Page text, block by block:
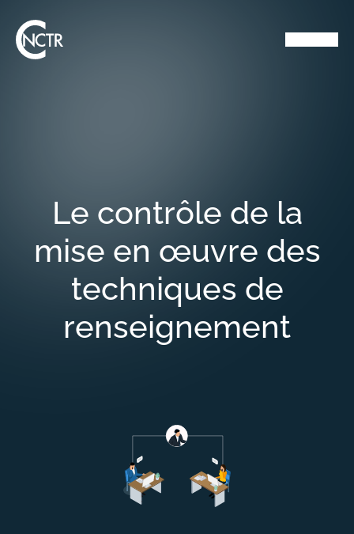
Le contrôle de la
mise en œuvre des
techniques de
renseignement